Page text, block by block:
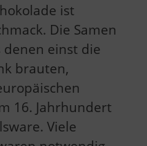
ist
Die Samen
denen einst die
brauten,
16. Jahrhundert
Viele